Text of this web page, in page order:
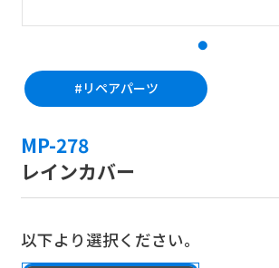
#リペアパーツ
MP-278
レインカバー
以下より選択ください。